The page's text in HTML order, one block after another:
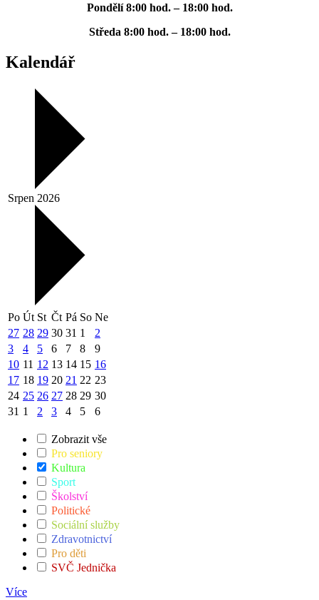
Pondělí 8:00 hod. – 18:00 hod.
Středa 8:00 hod. – 18:00 hod.
Kalendář
Srpen 2026
Po Út St Čt Pá So Ne
27 28 29 30 31 1
2
3
4 5 6 7 8
9
10 11 12 13 14 15 16
17 18 19 20 21 22 23
24 25 26 27 28 29 30
31 1 2 3 4 5 6
Zobrazit vše
Pro seniory
Kultura
Sport
Školství
Politické
Sociální služby
Zdravotnictví
Pro děti
SVČ Jednička
Více